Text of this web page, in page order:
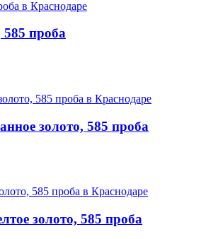
проба
золото, 585 проба
золото, 585 проба